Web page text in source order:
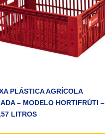
PLÁSTICA AGRÍCOLA
– MODELO HORTIFRÚTI –
LITROS